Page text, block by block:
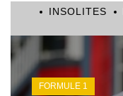
INSOLITES
FORMULE 1